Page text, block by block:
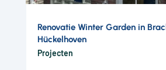
Renovatie Winter Garden in
Hückelhoven
Projecten